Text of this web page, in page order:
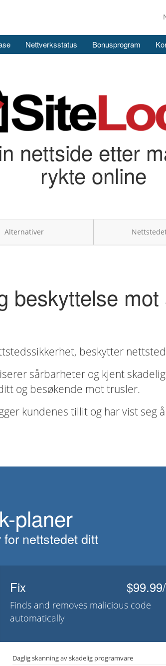
Nettverksstatus Bonusprogram
nettside etter
rykte online
Alternativer
beskyttelse
beskytter
sårbarheter og kjent
og besøkende mot trusler.
kundenes tillit og har vist seg
planer
nettstedet ditt
Fix
Finds and removes malicious code
automatically
Daglig skanning av skadelig programvare